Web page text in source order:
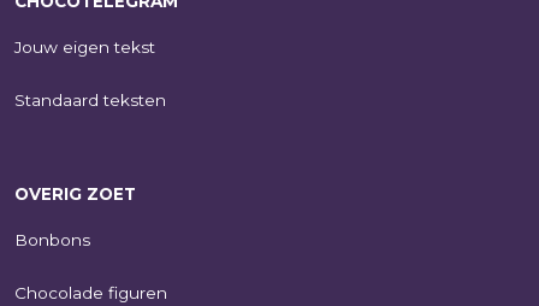
Jouw eigen tekst
Standaard teksten
OVERIG ZOET
Bonbons
Chocolade figuren